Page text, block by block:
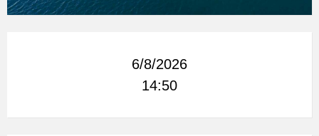
6/8/2026
14:50